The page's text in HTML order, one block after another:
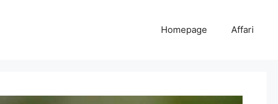
Homepage Affari